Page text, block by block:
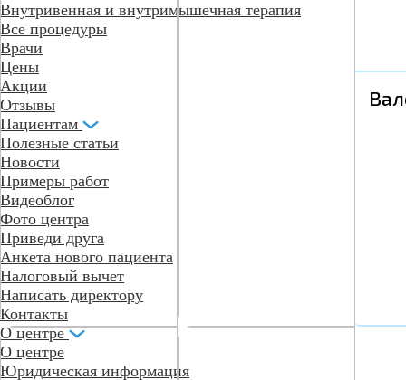
Внутривенная и внутримышечная терапия
Все процедуры
Врачи
Цены
Акции
Отзывы
Пациентам
Полезные статьи
Новости
Примеры работ
Видеоблог
Фото центра
Приведи друга
Анкета нового пациента
Налоговый вычет
Написать директору
Контакты
О центре
О центре
Юридическая информация